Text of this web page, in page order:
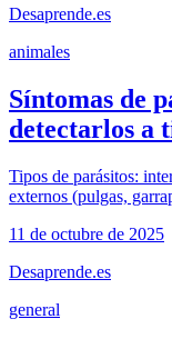
Desaprende.es
animales
Síntomas de
detectarlos a
Tipos de parásitos:
externos (pulgas,
11 de octubre de 2025
Desaprende.es
general